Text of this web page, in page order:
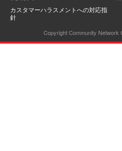
カスタマーハラスメントへの対応指
針
Copyright Community Network